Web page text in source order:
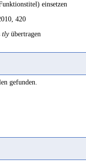
einsetzen
420
tlyübertragen
gefunden.